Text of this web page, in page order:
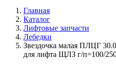
Главная
Каталог
Лифтовые запчасти
Лебедки
Звездочка малая ПЛЦГ
для лифта ЩЛЗ г/п=100/